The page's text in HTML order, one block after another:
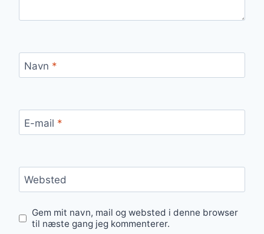
Navn *
E-mail *
Websted
Gem mit navn, mail og websted i denne browser
til næste gang jeg kommenterer.